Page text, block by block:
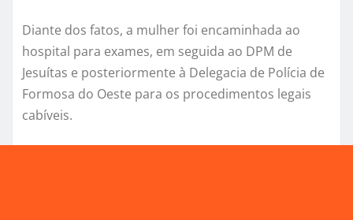
Diante dos fatos, a mulher foi encaminhada ao
hospital para exames, em seguida ao DPM de
Jesuítas e posteriormente à Delegacia de Polícia de
Formosa do Oeste para os procedimentos legais
cabíveis.